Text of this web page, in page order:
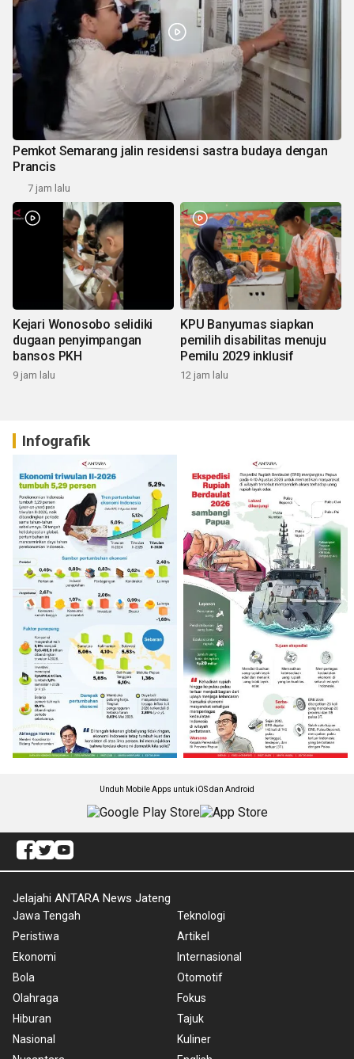
Pemkot Semarang jalin residensi sastra budaya dengan
Prancis
7 jam lalu
Kejari Wonosobo selidiki
dugaan penyimpangan
bansos PKH
9 jam lalu
KPU Banyumas siapkan
pemilih disabilitas menuju
Pemilu 2029 inklusif
12 jam lalu
Infografik
Unduh Mobile Apps untuk iOS dan Android
Jelajahi ANTARA News Jateng
Jawa Tengah
Peristiwa
Ekonomi
Bola
Olahraga
Hiburan
Nasional
Teknologi
Artikel
Internasional
Otomotif
Fokus
Tajuk
Kuliner